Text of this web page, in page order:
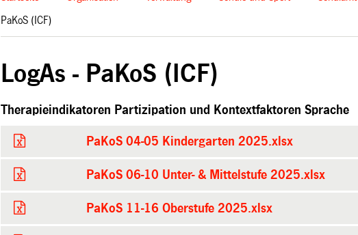
PaKoS (ICF)
LogAs - PaKoS (ICF)
Therapieindikatoren Partizipation und Kontextfaktoren Sprache
PaKoS 04-05 Kindergarten 2025.xlsx
PaKoS 06-10 Unter- & Mittelstufe 2025.xlsx
PaKoS 11-16 Oberstufe 2025.xlsx